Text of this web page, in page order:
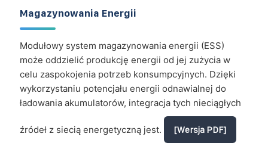
Magazynowania Energii
Modułowy system magazynowania energii (ESS)
może oddzielić produkcję energii od jej zużycia w
celu zaspokojenia potrzeb konsumpcyjnych. Dzięki
wykorzystaniu potencjału energii odnawialnej do
ładowania akumulatorów, integracja tych nieciągłych
źródeł z siecią energetyczną jest. [Wersja PDF]